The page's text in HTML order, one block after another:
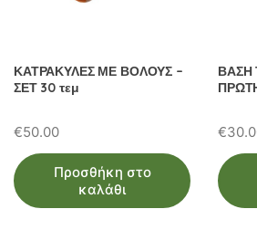
ΚΑΤΡΑΚΥΛΕΣ ΜΕ ΒΟΛΟΥΣ –
ΣΕΤ 30 τεμ
€50.00
Προσθήκη στο
καλάθι
ΒΑΣΗ
€